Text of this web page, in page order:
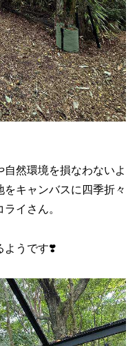
然環境を損なわないよ
キャンバスに四季折々
イさん。
ようです❣️